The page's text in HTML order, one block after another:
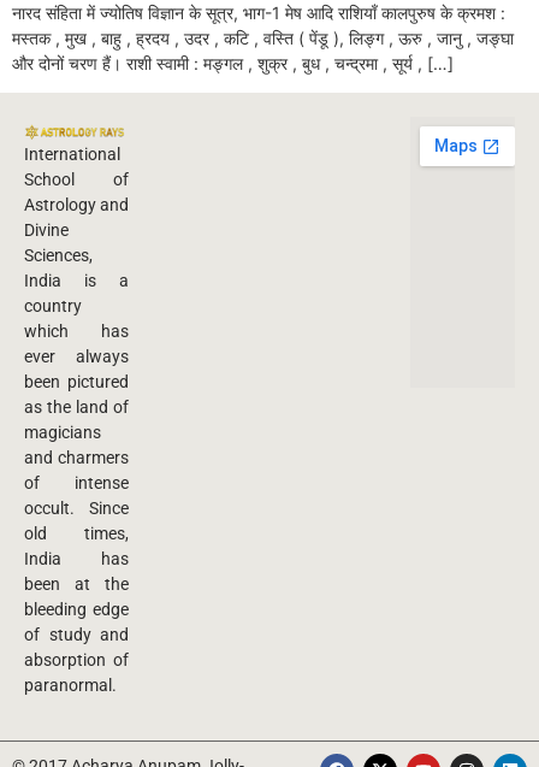
नारद संहिता में ज्योतिष विज्ञान के सूत्र, भाग-1 मेष आदि राशियाँ कालपुरुष के क्रमश :
मस्तक , मुख , बाहु , ह्रदय , उदर , कटि , वस्ति ( पेंडू ), लिङ्ग , ऊरु , जानु , जङ्घा
और दोनों चरण हैं। राशी स्वामी : मङ्गल , शुक्र , बुध , चन्द्रमा , सूर्य , […]
International
School of
Astrology and
Divine
Sciences,
India is a
country
which has
ever always
been pictured
as the land of
magicians
and charmers
of intense
occult. Since
old times,
India has
been at the
bleeding edge
of study and
absorption of
paranormal.